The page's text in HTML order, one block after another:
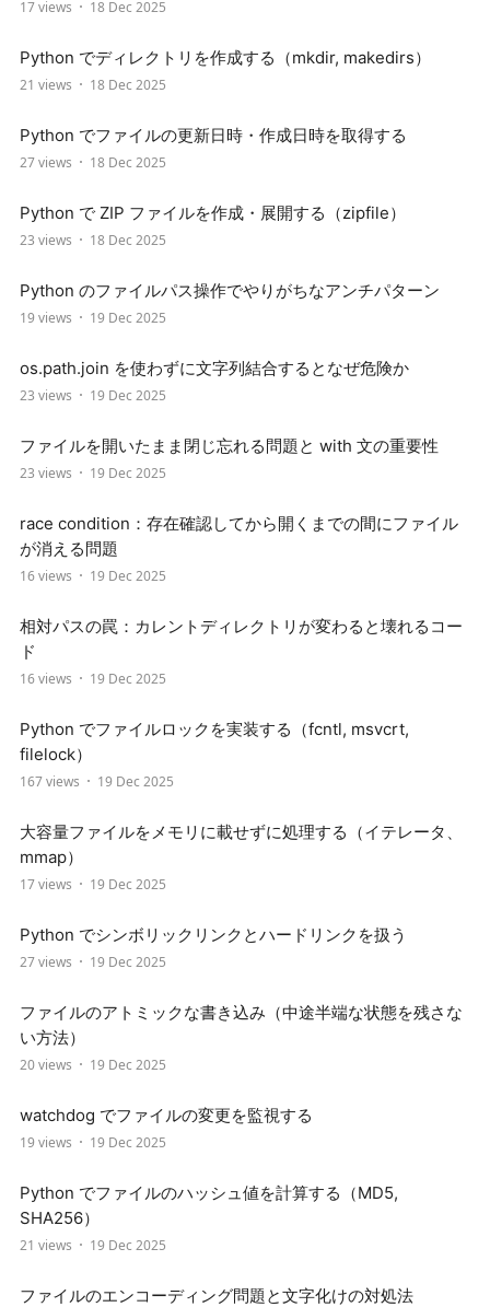
17 views 18 Dec 2025
Python でディレクトリを作成する（mkdir, makedirs）
21 views 18 Dec 2025
Python でファイルの更新日時・作成日時を取得する
27 views 18 Dec 2025
Python で ZIP ファイルを作成・展開する（zipfile）
23 views 18 Dec 2025
Python のファイルパス操作でやりがちなアンチパターン
19 views 19 Dec 2025
os.path.join を使わずに文字列結合するとなぜ危険か
23 views 19 Dec 2025
ファイルを開いたまま閉じ忘れる問題と with 文の重要性
23 views 19 Dec 2025
race condition：存在確認してから開くまでの間にファイル
が消える問題
16 views 19 Dec 2025
相対パスの罠：カレントディレクトリが変わると壊れるコー
ド
16 views 19 Dec 2025
Python でファイルロックを実装する（fcntl, msvcrt,
filelock）
167 views 19 Dec 2025
大容量ファイルをメモリに載せずに処理する（イテレータ、
mmap）
17 views 19 Dec 2025
Python でシンボリックリンクとハードリンクを扱う
27 views 19 Dec 2025
ファイルのアトミックな書き込み（中途半端な状態を残さな
い方法）
20 views 19 Dec 2025
watchdog でファイルの変更を監視する
19 views 19 Dec 2025
Python でファイルのハッシュ値を計算する（MD5,
SHA256）
21 views 19 Dec 2025
ファイルのエンコーディング問題と文字化けの対処法